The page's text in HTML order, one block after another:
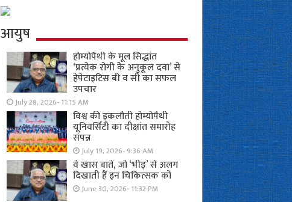
आयुष
होम्योपैथी के मूल सिद्धांत
‘प्रत्येक रोगी केे अनुकूल दवा’ से
हेपेटाइटिस बी व सी का सफल
उपचार
July 28, 2026- 11:15 AM
विश्व की इकलौती होम्योपैथी
यूनिवर्सिटी का दीक्षांत समारोह
संपन्न
July 19, 2026- 9:36 AM
वे खास बातें, जो ‘भीड़’ से अलग
दिखाती हैं इन चिकित्सक को
June 30, 2026- 11:32 PM